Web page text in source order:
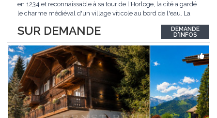
SUR DEMANDE
en 1234 et reconnaissable à sa tour de l'Horloge, la cité a gardé
le charme médiéval d'un village viticole au bord de l'eau. La
immédiate des villes. Dans cet environnement privilégié, une
propriété...
DEMANDE
D'INFOS